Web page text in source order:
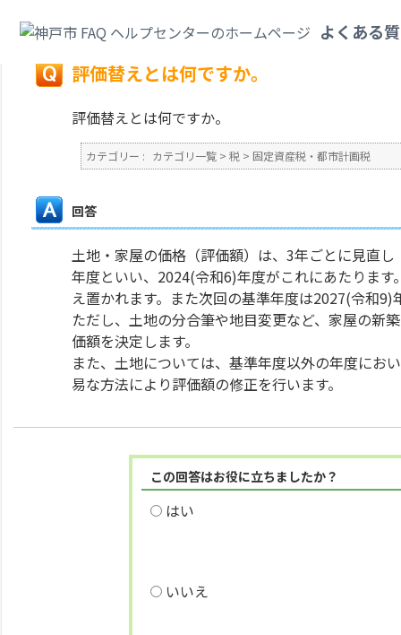
よくある
戻る
評価替えとは何ですか。
評価替えとは何ですか。
カテゴリー : カテゴリ一覧 > 税 > 固定資産税・都市計画税
回答
土地・家屋の価格（評価額）は、3年ごとに見直
年度といい、2024(令和6)年度がこれにあたりま
え置かれます。また次回の基準年度は2027(令和9)
ただし、土地の分合筆や地目変更など、家屋の新
価額を決定します。
また、土地については、基準年度以外の年度にお
易な方法により評価額の修正を行います。
この回答はお役に立ちましたか？
はい
いいえ